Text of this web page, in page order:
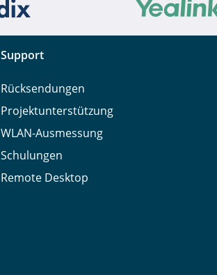
Support
Rücksendungen
Projektunterstützung
WLAN-Ausmessung
Schulungen
Remote Desktop